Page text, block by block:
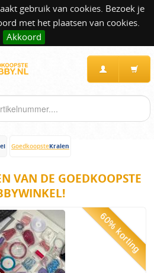
gebruik van cookies. Bezoek je
met het plaatsen van cookies.
Akkoord
GoedkoopsteKralen
VAN DE GOEDKOOPSTE
60% korting